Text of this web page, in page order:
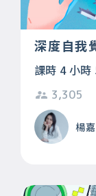
深度自我
課時 4 小時
3,305
楊